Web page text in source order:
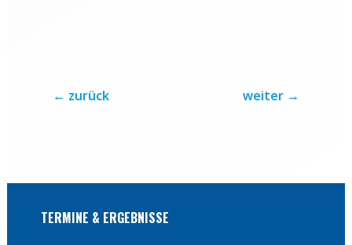
← zurück weiter →
TERMINE & ERGEBNISSE